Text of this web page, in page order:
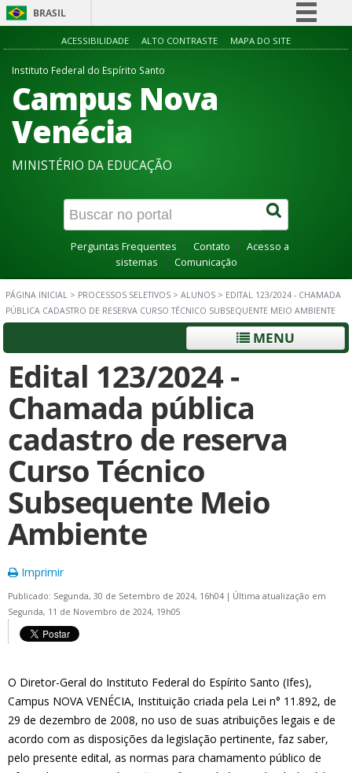
BRASIL
Simplifique!
Acesso à informação
ACESSIBILIDADE ALTO CONTRASTE MAPA DO SITE
Instituto Federal do Espírito Santo
Campus Nova
Venécia
MINISTÉRIO DA EDUCAÇÃO
Perguntas Frequentes Contato
Acesso a
sistemas
Comunicação
PÁGINA INICIAL > PROCESSOS SELETIVOS > ALUNOS > EDITAL 123/2024 - CHAMADA
PÚBLICA CADASTRO DE RESERVA CURSO TÉCNICO SUBSEQUENTE MEIO AMBIENTE
MENU
Edital 123/2024 -
Chamada pública
cadastro de reserva
Curso Técnico
Subsequente Meio
Ambiente
Imprimir
Publicado: Segunda, 30 de Setembro de 2024, 16h04 | Última atualização em
Segunda, 11 de Novembro de 2024, 19h05
O Diretor-Geral do Instituto Federal do Espírito Santo (Ifes),
Campus NOVA VENÉCIA, Instituição criada pela Lei n° 11.892, de
29 de dezembro de 2008, no uso de suas atribuições legais e de
acordo com as disposições da legislação pertinente, faz saber,
pelo presente edital, as normas para chamamento público de